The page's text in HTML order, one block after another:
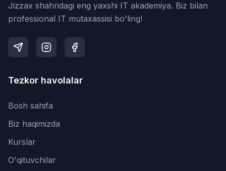
Jizzax shahridagi eng yaxshi IT akademiya. Biz bilan
professional IT mutaxassisi bo'ling!
Tezkor havolalar
Bosh sahifa
Biz haqimizda
Kurslar
O'qituvchilar